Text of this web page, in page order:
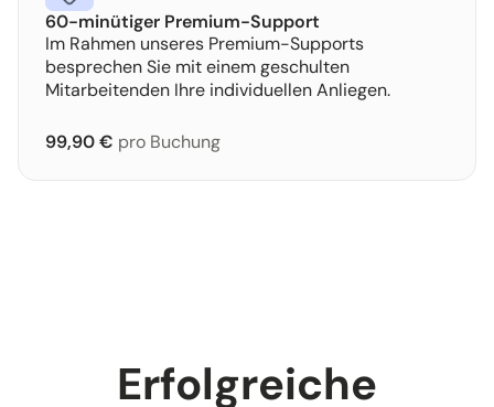
60-minütiger Premium-Support
Im Rahmen unseres Premium-Supports
besprechen Sie mit einem geschulten
Mitarbeitenden Ihre individuellen Anliegen.
99,90 € pro Buchung
Erfolgreiche